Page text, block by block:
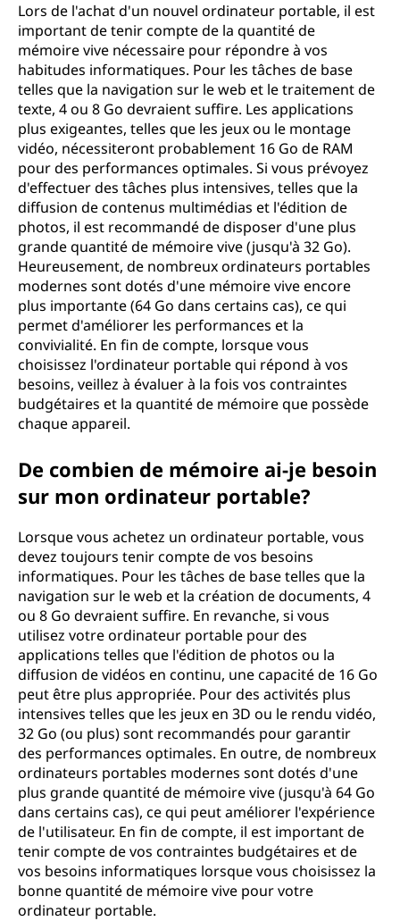
Lors de l'achat d'un nouvel ordinateur portable, il est
important de tenir compte de la quantité de
mémoire vive nécessaire pour répondre à vos
habitudes informatiques. Pour les tâches de base
telles que la navigation sur le web et le traitement de
texte, 4 ou 8 Go devraient suffire. Les applications
plus exigeantes, telles que les jeux ou le montage
vidéo, nécessiteront probablement 16 Go de RAM
pour des performances optimales. Si vous prévoyez
d'effectuer des tâches plus intensives, telles que la
diffusion de contenus multimédias et l'édition de
photos, il est recommandé de disposer d'une plus
grande quantité de mémoire vive (jusqu'à 32 Go).
Heureusement, de nombreux ordinateurs portables
modernes sont dotés d'une mémoire vive encore
plus importante (64 Go dans certains cas), ce qui
permet d'améliorer les performances et la
convivialité. En fin de compte, lorsque vous
choisissez l'ordinateur portable qui répond à vos
besoins, veillez à évaluer à la fois vos contraintes
budgétaires et la quantité de mémoire que possède
chaque appareil.
De combien de mémoire ai-je besoin
sur mon ordinateur portable?
Lorsque vous achetez un ordinateur portable, vous
devez toujours tenir compte de vos besoins
informatiques. Pour les tâches de base telles que la
navigation sur le web et la création de documents, 4
ou 8 Go devraient suffire. En revanche, si vous
utilisez votre ordinateur portable pour des
applications telles que l'édition de photos ou la
diffusion de vidéos en continu, une capacité de 16 Go
peut être plus appropriée. Pour des activités plus
intensives telles que les jeux en 3D ou le rendu vidéo,
32 Go (ou plus) sont recommandés pour garantir
des performances optimales. En outre, de nombreux
ordinateurs portables modernes sont dotés d'une
plus grande quantité de mémoire vive (jusqu'à 64 Go
dans certains cas), ce qui peut améliorer l'expérience
de l'utilisateur. En fin de compte, il est important de
tenir compte de vos contraintes budgétaires et de
vos besoins informatiques lorsque vous choisissez la
bonne quantité de mémoire vive pour votre
ordinateur portable.